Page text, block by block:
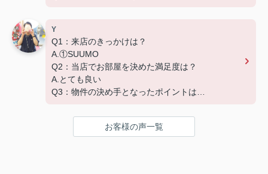
Y
Q1：来店のきっかけは？
A.①SUUMO
Q2：当店でお部屋を決めた満足度は？
A.とても良い
Q3：物件の決め手となったポイントは？
お客様の声一覧